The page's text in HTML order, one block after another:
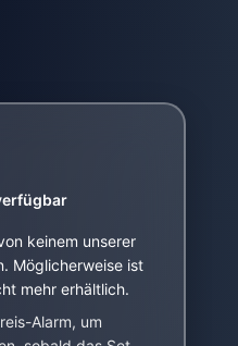
keinem unserer
Möglicherweise ist
mehr erhältlich.
Alarm, um